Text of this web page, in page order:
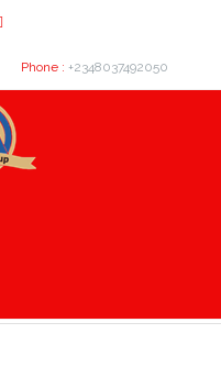
Phone : +2348037492050